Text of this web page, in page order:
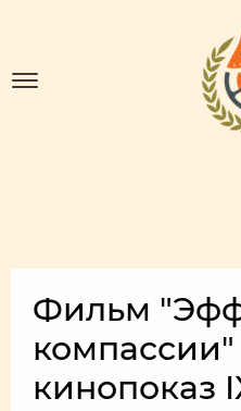
Фильм
компассии"
кинопоказ